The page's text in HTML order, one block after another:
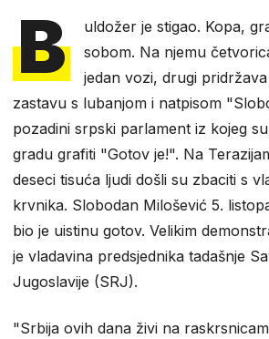
B
uldožer je stigao. Kopa,
sobom. Na njemu
jedan vozi, drugi
zastavu s lubanjom i natpisom
pozadini srpski parlament iz kojeg
gradu grafiti "Gotov je!". Na
deseci tisuća ljudi došli su zbaciti s
krvnika. Slobodan Milošević 5.
bio je uistinu gotov. Velikim
je vladavina predsjednika tadašnje
Jugoslavije (SRJ).
"Srbija ovih dana živi na